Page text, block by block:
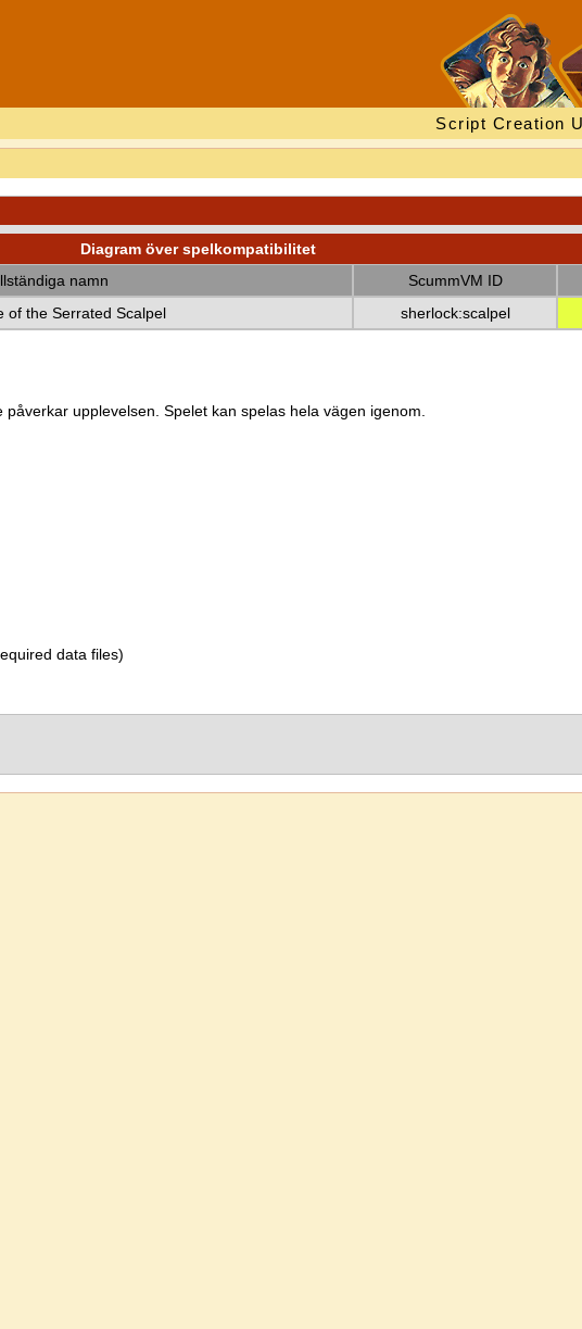
Script Creation
Diagram över spelkompatibilitet
namn
ScummVM ID
of the Serrated Scalpel
sherlock:scalpel
upplevelsen. Spelet kan spelas hela vägen igenom.
data files)